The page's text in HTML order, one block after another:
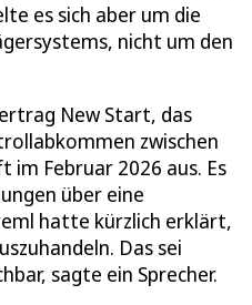
es sich aber um die
nicht um den
New Start, das
zwischen
im Februar 2026 aus. Es
über eine
hatte kürzlich erklärt,
Das sei
sagte ein Sprecher.